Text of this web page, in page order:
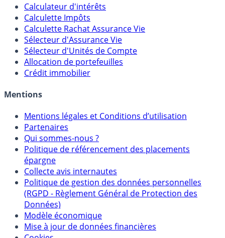
Calculateur d'intérêts
Calculette Impôts
Calculette Rachat Assurance Vie
Sélecteur d'Assurance Vie
Sélecteur d'Unités de Compte
Allocation de portefeuilles
Crédit immobilier
Mentions
Mentions légales et Conditions d’utilisation
Partenaires
Qui sommes-nous ?
Politique de référencement des placements
épargne
Collecte avis internautes
Politique de gestion des données personnelles
(RGPD - Règlement Général de Protection des
Données)
Modèle économique
Mise à jour de données financières